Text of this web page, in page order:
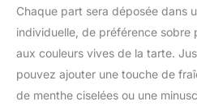
ans
de
pâte
les
Chaque part sera déposée dans
individuelle, de préférence sobre
aux couleurs vives de la tarte.
pouvez ajouter une touche de
de menthe ciselées ou une